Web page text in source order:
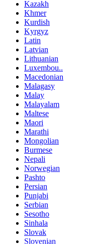
Kazakh
Khmer
Kurdish
Kyrgyz
Latin
Latvian
Lithuanian
Luxembou..
Macedonian
Malagasy
Malay
Malayalam
Maltese
Maori
Marathi
Mongolian
Burmese
Nepali
Norwegian
Pashto
Persian
Punjabi
Serbian
Sesotho
Sinhala
Slovak
Slovenian